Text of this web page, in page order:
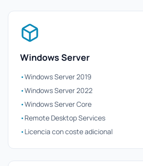
Windows Server
•Windows Server 2019
•Windows Server 2022
•Windows Server Core
•Remote Desktop Services
•Licencia con coste adicional